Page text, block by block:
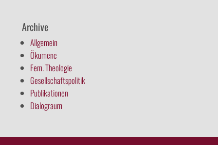
Archive
Allgemein
Ökumene
Fem. Theologie
Gesellschaftspolitik
Publikationen
Dialograum